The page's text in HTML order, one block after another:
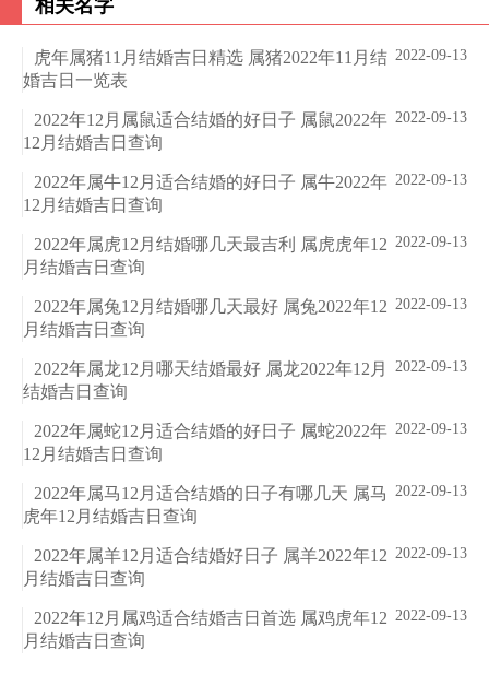
相关名字
2022-09-13
虎年属猪11月结婚吉日精选 属猪2022年11月结
婚吉日一览表
2022-09-13
2022年12月属鼠适合结婚的好日子 属鼠2022年
12月结婚吉日查询
2022-09-13
2022年属牛12月适合结婚的好日子 属牛2022年
12月结婚吉日查询
2022-09-13
2022年属虎12月结婚哪几天最吉利 属虎虎年12
月结婚吉日查询
2022-09-13
2022年属兔12月结婚哪几天最好 属兔2022年12
月结婚吉日查询
2022-09-13
2022年属龙12月哪天结婚最好 属龙2022年12月
结婚吉日查询
2022-09-13
2022年属蛇12月适合结婚的好日子 属蛇2022年
12月结婚吉日查询
2022-09-13
2022年属马12月适合结婚的日子有哪几天 属马
虎年12月结婚吉日查询
2022-09-13
2022年属羊12月适合结婚好日子 属羊2022年12
月结婚吉日查询
2022-09-13
2022年12月属鸡适合结婚吉日首选 属鸡虎年12
月结婚吉日查询